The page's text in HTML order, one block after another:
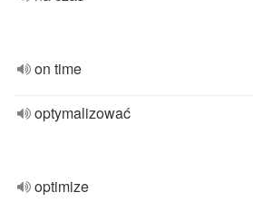
on time
optymalizować
optimize